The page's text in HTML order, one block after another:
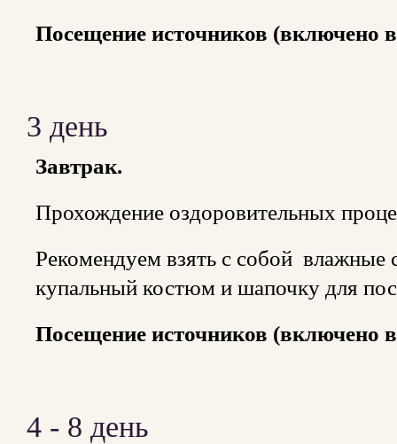
Посещение источников (включено
3 день
Завтрак.
Прохождение оздоровительных
Рекомендуем взять с собой влажные
купальный костюм и шапочку для
Посещение источников (включено
4 - 8 день